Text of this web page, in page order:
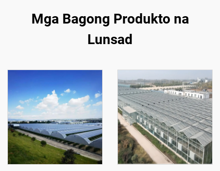
Mga Bagong Produkto na
Lunsad